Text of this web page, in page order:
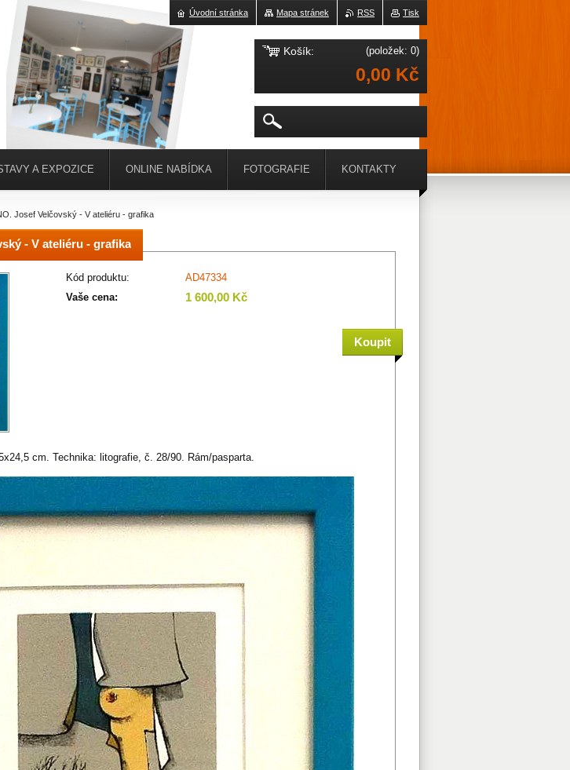
Josef Velčovský - V ateliéru - grafika
- V ateliéru - grafika
Kód produktu:
AD47334
Vaše cena:
1 600,00 Kč
cm. Technika: litografie, č. 28/90. Rám/pasparta.
A EXPOZICE ONLINE NABÍDKA FOTOGRAFIE KONTAKTY
Tisk
RSS
Mapa stránek
Úvodní stránka
Košík: (položek: 0)
0,00 Kč